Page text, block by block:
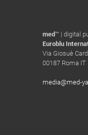
med™ | digital
Euroblu
Via Giosuè
00187 Roma IT
media@med-